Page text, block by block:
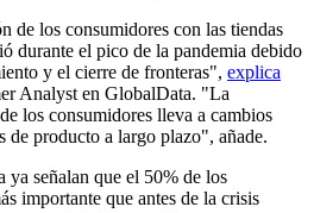
de los consumidores con las tiendas
durante el pico de la pandemia debido
y el cierre de fronteras", explica
Analyst en GlobalData. "La
los consumidores lleva a cambios
de producto a largo plazo", añade.
señalan que el 50% de los
importante que antes de la crisis